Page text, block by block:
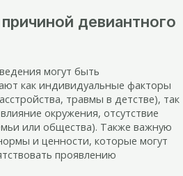
девиантного
могут быть
как индивидуальные факторы
травмы в детстве), так
окружения, отсутствие
или общества). Также важную
и ценности, которые могут
проявлению